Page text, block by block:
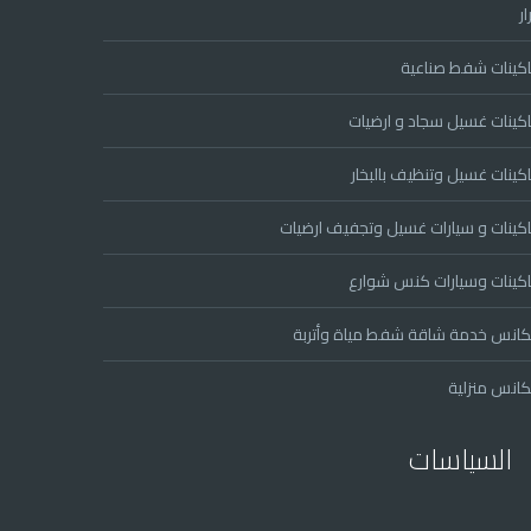
شفط صناعية
غسيل سجاد و ارضيات
غسيل وتنظيف بالبخار
و سيارات غسيل وتجفيف ارضيات
وسيارات كنس شوارع
خدمة شاقة شفط مياة وأتربة
منزلية
السياسات